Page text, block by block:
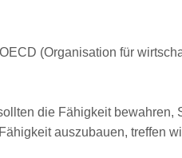
(Organisation für
die Fähigkeit bewahren,
auszubauen, treffen